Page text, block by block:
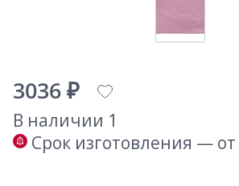
3036 ₽
В наличии 1
Срок изготовления —